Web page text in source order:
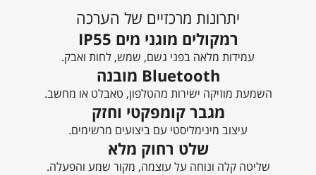
יתרונות מרכזיים של הערכה
רמקולים מוגני מים IP55
עמידות מלאה בפני גשם, שמש, לחות ואבק.
Bluetooth מובנה
השמעת מוזיקה ישירות מהטלפון, טאבלט או מחשב.
מגבר קומפקטי וחזק
עיצוב מינימליסטי עם ביצועים מרשימים.
שלט רחוק מלא
שליטה קלה ונוחה על עוצמה, מקור שמע והפעלה.